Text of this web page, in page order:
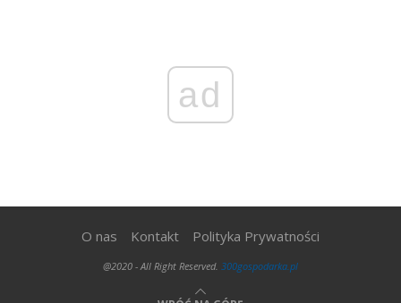
ad
O nas Kontakt Polityka Prywatności
@2020 - All Right Reserved. 300gospodarka.pl